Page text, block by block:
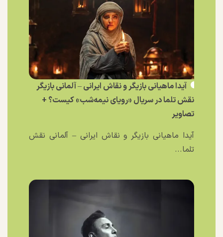
آیدا ماهیانی بازیگر و نقاش ایرانی – آلمانی بازیگر
نقش تلما در سریال «رویای نیمه‌شب» کیست؟ +
تصاویر
آیدا ماهیانی بازیگر و نقاش ایرانی – آلمانی نقش
تلما...